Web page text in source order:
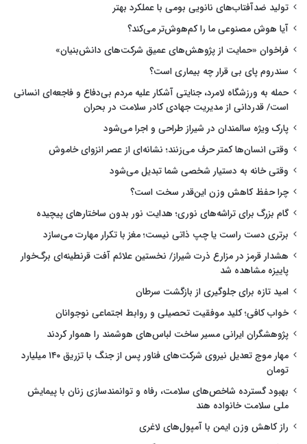
تولید ضدآفتاب‌های نانویی بومی با عملکرد بهتر
آیا هوش مصنوعی ما را کم‌هوش‌تر می‌کند؟
فراخوان «حمایت از پژوهش‌های عمیق شرکت‌های دانش‌بنیان»
سندروم پای بی قرار چه بیماری است؟
حمله به ورزشگاه لامرد، جنایتی آشکار علیه مردم بی‌دفاع و فاجعه‌ای انسانی
است/ قدردانی از مدیریت جهادی کادر سلامت در بحران
پارک ویژه سالمندان در شیراز طراحی و اجرا می‌شود
وقتی انسان‌ها کمتر حرف می‌زنند؛ نشانه‌ای از عصر انزوای خاموش
وقتی خانه به دستیار شخصی شما تبدیل می‌شود
چرا حفظ کاهش وزن این‌قدر سخت است؟
گام بزرگ برای تراشه‌های نوری؛ هدایت نور بدون ساختارهای پیچیده
برتری دست راست یا چپ ذاتی نیست؛ مغز با تکرار مهارت می‌سازد
هشدار قرمز در مزارع ذرت شیراز/ نخستین علائم آفت قرنطینه‌ای برگ‌خوار
پاییزه مشاهده شد
امید تازه برای جلوگیری از بازگشت سرطان
خواب کافی؛ کلید موفقیت تحصیلی و روابط اجتماعی نوجوانان
پژوهشگران ایرانی مسیر ساخت لباس‌های هوشمند را هموار کردند
مهار موج تعدیل نیروی شرکت‌های فناور پس از جنگ با تزریق ۱۴۰ میلیارد
تومان
بهبود گسترده شاخص‌های سلامت، رفاه و توانمندسازی زنان با پیمایش
ملی سلامت خانواده هند
راز کاهش وزن ایمن با آمپول‌های لاغری